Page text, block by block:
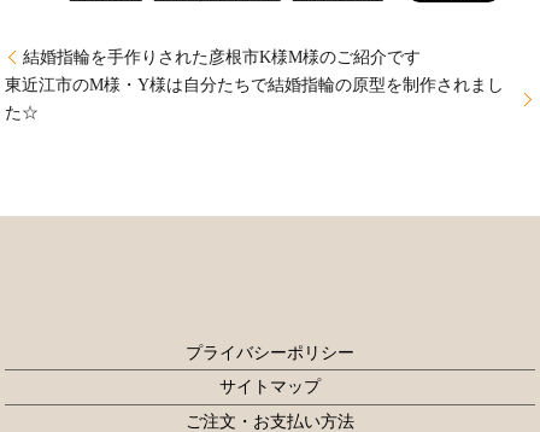
結婚指輪を手作りされた彦根市K様M様のご紹介です
東近江市のM様・Y様は自分たちで結婚指輪の原型を制作されまし
た☆
プライバシーポリシー
サイトマップ
ご注文・お支払い方法